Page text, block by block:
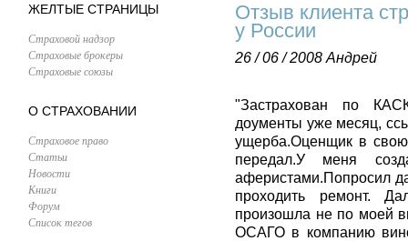
ЖЕЛТЫЕ СТРАНИЦЫ
Страховой надзор
Страховые брокеры
Страховые союзы
О СТРАХОВАНИИ
Страховое право
Статьи
Новости
Книги
Форум
Список тегов
Отзыв клиента
у России
26 / 06 / 2008 Андрей
"Застрахован по
доументы уже месяц,
ущерба.Оценщик в свою
передал.У меня
аферистами.Попросил
проходить ремонт.
произошла не по моей
ОСАГО в компанию